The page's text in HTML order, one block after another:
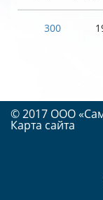
300
© 2017 OOO
Карта сайта